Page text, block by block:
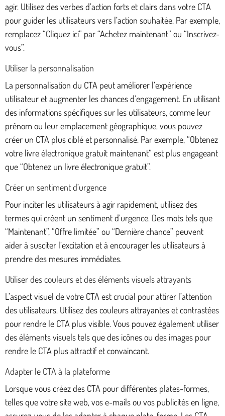
agir. Utilisez des verbes d’action forts et clairs dans votre CTA
pour guider les utilisateurs vers l’action souhaitée. Par exemple,
remplacez “Cliquez ici” par “Achetez maintenant” ou “Inscrivez-
vous”.
Utiliser la personnalisation
La personnalisation du CTA peut améliorer l’expérience
utilisateur et augmenter les chances d’engagement. En utilisant
des informations spécifiques sur les utilisateurs, comme leur
prénom ou leur emplacement géographique, vous pouvez
créer un CTA plus ciblé et personnalisé. Par exemple, “Obtenez
votre livre électronique gratuit maintenant” est plus engageant
que “Obtenez un livre électronique gratuit”.
Créer un sentiment d’urgence
Pour inciter les utilisateurs à agir rapidement, utilisez des
termes qui créent un sentiment d’urgence. Des mots tels que
“Maintenant”, “Offre limitée” ou “Dernière chance” peuvent
aider à susciter l’excitation et à encourager les utilisateurs à
prendre des mesures immédiates.
Utiliser des couleurs et des éléments visuels attrayants
L’aspect visuel de votre CTA est crucial pour attirer l’attention
des utilisateurs. Utilisez des couleurs attrayantes et contrastées
pour rendre le CTA plus visible. Vous pouvez également utiliser
des éléments visuels tels que des icônes ou des images pour
rendre le CTA plus attractif et convaincant.
Adapter le CTA à la plateforme
Lorsque vous créez des CTA pour différentes plates-formes,
telles que votre site web, vos e-mails ou vos publicités en ligne,